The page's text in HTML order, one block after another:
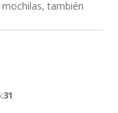
también